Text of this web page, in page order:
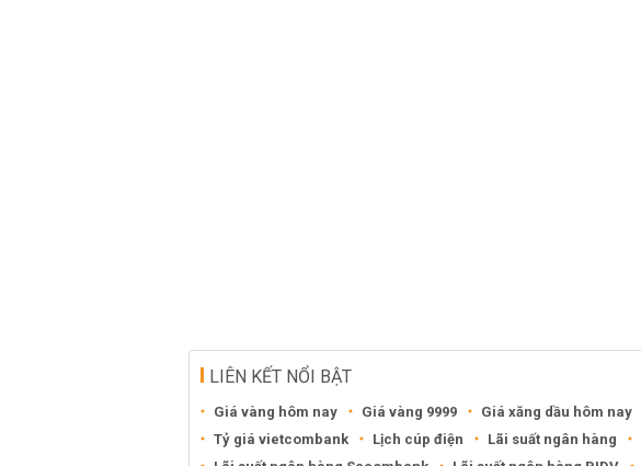
LIÊN KẾT NỔI BẬT
Giá vàng hôm nay Giá vàng 9999 Giá xăng dầu hôm nay
Tỷ giá vietcombank
Lịch cúp điện Lãi suất ngân hàng